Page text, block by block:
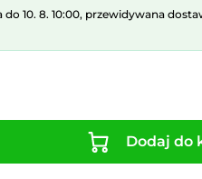
10. 8. 10:00, przewidywana
Dodaj do